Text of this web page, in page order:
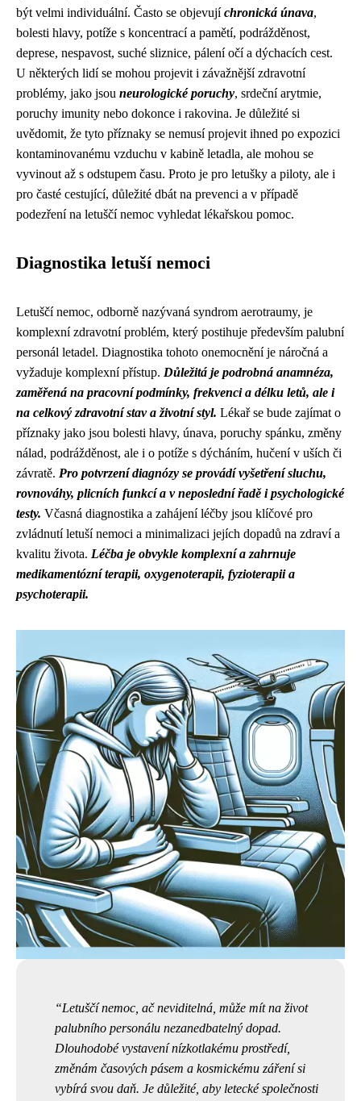
být velmi individuální. Často se objevujíchronická únava,
bolesti hlavy, potíže s koncentrací a pamětí, podrážděnost,
deprese, nespavost, suché sliznice, pálení očí a dýchacích cest.
U některých lidí se mohou projevit i závažnější zdravotní
problémy, jako jsou neurologické poruchy, srdeční arytmie,
poruchy imunity nebo dokonce i rakovina. Je důležité si
uvědomit, že tyto příznaky se nemusí projevit ihned po expozici
kontaminovanému vzduchu v kabině letadla, ale mohou se
vyvinout až s odstupem času. Proto je pro letušky a piloty, ale i
pro časté cestující, důležité dbát na prevenci a v případě
podezření na letuščí nemoc vyhledat lékařskou pomoc.
Diagnostika letuší nemoci
Letuščí nemoc, odborně nazývaná syndrom aerotraumy, je
komplexní zdravotní problém, který postihuje především palubní
personál letadel. Diagnostika tohoto onemocnění je náročná a
vyžaduje komplexní přístup. Důležitá je podrobná anamnéza,
zaměřená na pracovní podmínky, frekvenci a délku letů, ale i
na celkový zdravotní stav a životní styl. Lékař se bude zajímat o
příznaky jako jsou bolesti hlavy, únava, poruchy spánku, změny
nálad, podrážděnost, ale i o potíže s dýcháním, hučení v uších či
závratě. Pro potvrzení diagnózy se provádí vyšetření sluchu,
rovnováhy, plicních funkcí a v neposlední řadě i psychologické
testy. Včasná diagnostika a zahájení léčby jsou klíčové pro
zvládnutí letuší nemoci a minimalizaci jejích dopadů na zdraví a
kvalitu života. Léčba je obvykle komplexní a zahrnuje
medikamentózní terapii, oxygenoterapii, fyzioterapii a
psychoterapii.
Letuščí nemoc, ač neviditelná, může mít na život
palubního personálu nezanedbatelný dopad.
Dlouhodobé vystavení nízkotlakému prostředí,
změnám časových pásem a kosmickému záření si
vybírá svou daň. Je důležité, aby letecké společnosti